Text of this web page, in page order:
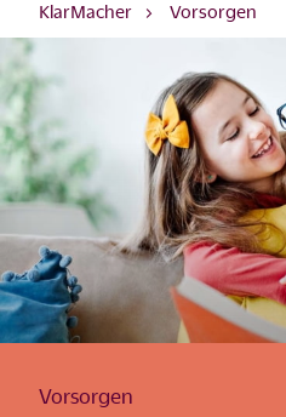
KlarMacher Vorsorgen
Vorsorgen